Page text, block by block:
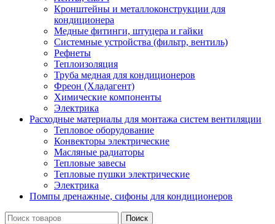
Кронштейны и металлоконструкции для
кондиционера
Медные фитинги, штуцера и гайки
Системные устройства (фильтр, вентиль)
Рефнеты
Теплоизоляция
Труба медная для кондиционеров
Фреон (Хладагент)
Химические компоненты
Электрика
Расходные материалы для монтажа систем вентиляции
Тепловое оборудование
Конвекторы электрические
Масляные радиаторы
Тепловые завесы
Тепловые пушки электрические
Электрика
Помпы дренажные, сифоны для кондиционеров
Поиск